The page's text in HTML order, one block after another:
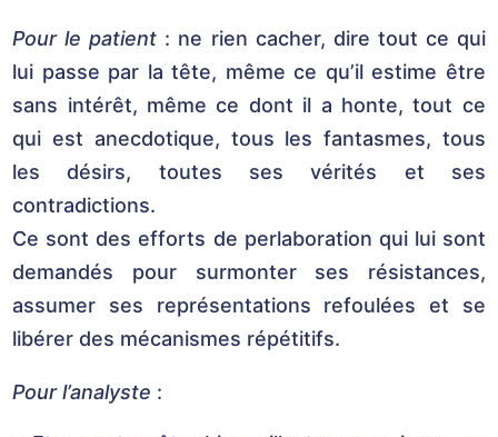
Pour le patient : ne rien cacher, dire tout ce qui
lui passe par la tête, même ce qu’il estime être
sans intérêt, même ce dont il a honte, tout ce
qui est anecdotique, tous les fantasmes, tous
les désirs, toutes ses vérités et ses
contradictions.
Ce sont des efforts de perlaboration qui lui sont
demandés pour surmonter ses résistances,
assumer ses représentations refoulées et se
libérer des mécanismes répétitifs.
Pour l’analyste :